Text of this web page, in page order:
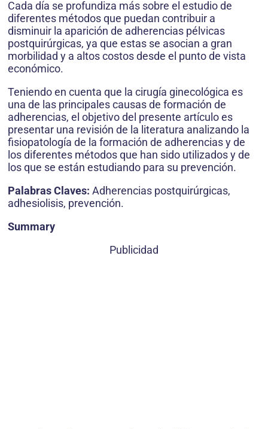
Cada día se profundiza más sobre el estudio de
diferentes métodos que puedan contribuir a
disminuir la aparición de adherencias pélvicas
postquirúrgicas, ya que estas se asocian a gran
morbilidad y a altos costos desde el punto de vista
económico.
Teniendo en cuenta que la cirugía ginecológica es
una de las principales causas de formación de
adherencias, el objetivo del presente artículo es
presentar una revisión de la literatura analizando la
fisiopatología de la formación de adherencias y de
los diferentes métodos que han sido utilizados y de
los que se están estudiando para su prevención.
Palabras Claves: Adherencias postquirúrgicas,
adhesiolisis, prevención.
Summary
Publicidad